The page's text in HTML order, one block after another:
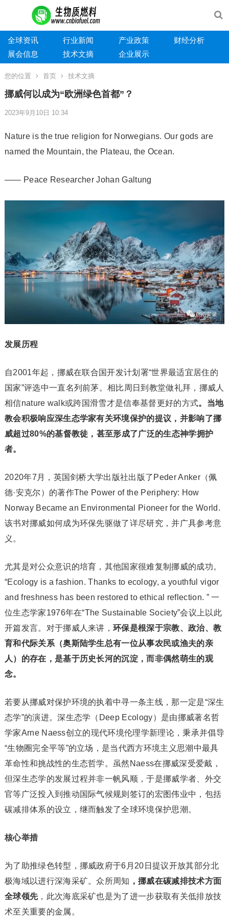
全球资讯 行业新闻 产业政策
财经分析
展会信息
技术文摘 企业展示
您的位置 首页 技术文摘
挪威何以成为“欧洲绿色首都”？
2023年9月10日 10:34
Nature is the true religion for Norwegians. Our gods are
named the Mountain, the Plateau, the Ocean.
—— Peace Researcher Johan Galtung
发展历程
自2001年起，挪威在联合国开发计划署“世界最适宜居住的
国家”评选中一直名列前茅。相比周日到教堂做礼拜，挪威人
相信nature walk或跨国滑雪才是信奉基督更好的方式。当地
教会积极响应深生态学家有关环境保护的提议，并影响了挪
威超过80%的基督教徒，甚至形成了广泛的生态神学拥护
者。
2020年7月，英国剑桥大学出版社出版了Peder Anker（佩
德·安克尔）的著作The Power of the Periphery: How
Norway Became an Environmental Pioneer for the World.
该书对挪威如何成为环保先驱做了详尽研究，并广具参考意
义。
尤其是对公众意识的培育，其他国家很难复制挪威的成功。
“Ecology is a fashion. Thanks to ecology, a youthful vigor
and freshness has been restored to ethical reflection. ” 一
位生态学家1976年在“The Sustainable Society”会议上以此
开篇发言。对于挪威人来讲，环保是根深于宗教、政治、教
育和代际关系（奥斯陆学生总有一位从事农民或渔夫的亲
人）的存在，是基于历史长河的沉淀，而非偶然萌生的观
念。
若要从挪威对保护环境的执着中寻一条主线，那一定是“深生
态学”的演进。深生态学（Deep Ecology）是由挪威著名哲
学家Arne Naess创立的现代环境伦理学新理论，秉承并倡导
“生物圈完全平等”的立场，是当代西方环境主义思潮中最具
革命性和挑战性的生态哲学。虽然Naess在挪威深受爱戴，
但深生态学的发展过程并非一帆风顺，于是挪威学者、外交
官等广泛投入到推动国际气候规则签订的宏图伟业中，包括
碳减排体系的设立，继而触发了全球环境保护思潮。
核心举措
为了助推绿色转型，挪威政府于6月20日提议开放其部分北
极海域以进行深海采矿。众所周知 ，挪威在碳减排技术方面
全球领先，此次海底采矿也是为了进一步获取有关低排放技
术至关重要的金属。